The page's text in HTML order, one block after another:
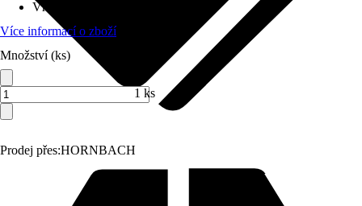
Prodej přes:HORNBACH
Vhodné pro
Více informací o zboží
Množství (ks)
1 ks